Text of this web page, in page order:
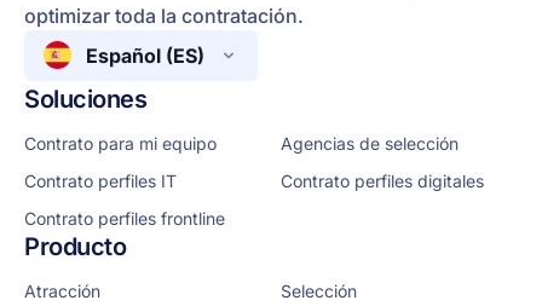
optimizar toda la contratación.
Español (ES)
Soluciones
Contrato para mi equipo
Agencias de selección
Contrato perfiles IT
Contrato perfiles digitales
Contrato perfiles frontline
Producto
Atracción
Selección